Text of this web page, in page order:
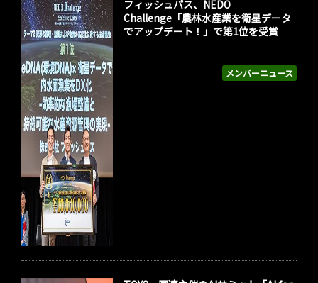
メンバーニュース
フィッシュパス、NEDO
Challenge「農林水産業を衛星データ
でアップデート！」で第1位を受賞